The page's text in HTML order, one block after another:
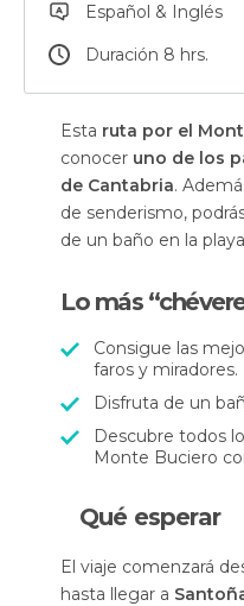
Español & Inglés
Duración 8 hrs.
Esta ruta por el
conocer uno de los
de Cantabria.
de senderismo,
de un baño en la
Lo más
Consigue las
faros y miradores.
Disfruta de un
Descubre todos
Monte Buciero
Qué esperar
El viaje comenzará
hasta llegar a